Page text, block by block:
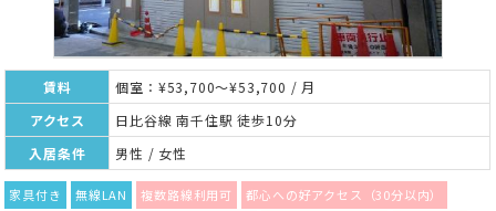
賃料
個室：¥53,700～¥53,700 / 月
アクセス
日比谷線 南千住駅 徒歩10分
入居条件
男性 / 女性
家具付き 無線LAN 複数路線利用可
都心への好アクセス（30分以内）